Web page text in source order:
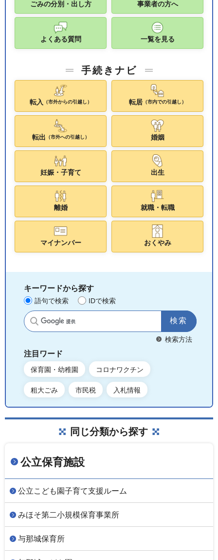
ごみの分別・出し方 事業者の方へ
よくある質問 一覧を見る
手続きナビ
転入 （市外からの引越し） 転居（市内での引越し）
転出 （市外への引越し） 婚姻
妊娠・子育て 出生
離婚 就職・転職
マイナンバー おくやみ
キーワードから探す
語句で検索 IDで検索
サイト内検索
検索方法
注目ワード
保育園・幼稚園 コロナワクチン
粗大ごみ 市民税 入札情報
同じ分類から探す
公立保育施設
公立こども園子育て支援ルーム
みほそ第二小規模保育事業所
与那城保育所